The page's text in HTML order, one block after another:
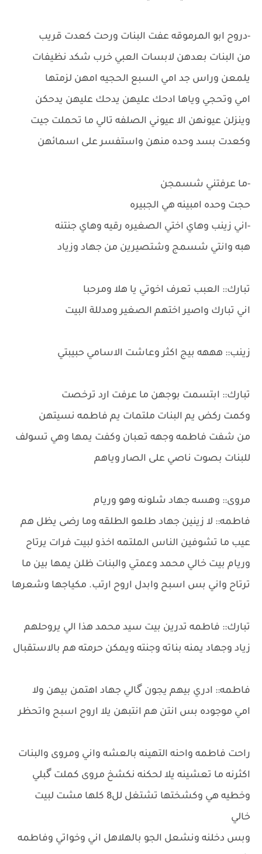
-دروح ابو المرموقه عفت البنات ورحت كعدت قريب
من البنات بعدهن لابسات العبي خرب شكد نظيفات
يلمعن وراس جد امي السبع الحجيه امهن لزمتها
امي وتحجي وياها ادحك عليهن يدحك عليهن يدحكن
وينزلن عيونهن الا عيوني الصلفه تالي ما تحملت جيت
وكعدت بسد وحده منهن واستفسر على اسمائهن
-ما عرفتني شسمجن
حجت وحده امبينه هي الجبيره
-اني زينب وهاي اختي الصغيره رقيه وهاي جنتنه
هبه وانتي شسمج وشتصيرين من جهاد وزياد
تبارك:: العبب تعرف اخوتي يا هلا ومرحبا
اني تبارك واصير اختهم الصغير ومدللة البيت
زينب:: هههه بيج اكثر وعاشت الاسامي حبيبتي
تبارك:: ابتسمت بوجهن ما عرفت ارد ترخصت
وكمت ركض يم البنات ملتمات يم فاطمه نسيتهن
من شفت فاطمه وجهه تعبان وكفت يمها وهي تسولف
للبنات بصوت ناصي على الصار وياهم
مروى:: وهسه جهاد شلونه وهو وريام
فاطمه:: لا زينين جهاد طلعو الطلقه وما رضى يظل هم
عيب ما تشوفين الناس الملتمه اخذو لبيت فرات يرتاح
وريام بيت خالي محمد وعمتي والبنات ظلن يمها بين ما
ترتاح واني بس اسبح وابدل اروح ارتب. مكياجها وشعرها
تبارك:: فاطمه تدرين بيت سيد محمد هذا الي يروحلهم
زياد وجهاد يمنه بناته وجنته ويمكن حرمته هم بالاستقبال
فاطمه:: ادري بيهم يجون گالي جهاد اهتمن بيهن ولا
امي موجوده بس انتن هم انتبهن يلا اروح اسبح واتحظر
راحت فاطمه واحنه التهينه بالعشه واني ومروى والبنات
اكثرنه ما تعشينه يلا لحكنه نكشخ مروى كملت گبلي
وخطيه هي وكشختها تشتغل لل8 كلها مشت لبيت
خالي
وبس دخلنه ونشعل الجو بالهلاهل اني وخواتي وفاطمه